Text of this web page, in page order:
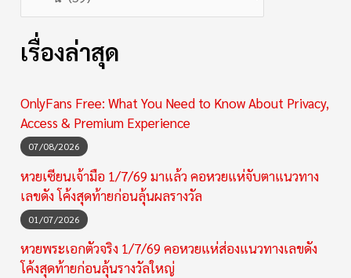
เรื่องล่าสุด
OnlyFans Free: What You Need to Know About Privacy,
Access & Premium Experience
07/08/2026
หวยเซียนเจ้ามือ 1/7/69 มาแล้ว คอหวยแห่จับตาแนวทาง
เลขดัง โค้งสุดท้ายก่อนลุ้นผลรางวัล
01/07/2026
หวยพระเอกตัวจริง 1/7/69 คอหวยแห่ส่องแนวทางเลขดัง
โค้งสุดท้ายก่อนลุ้นรางวัลใหญ่